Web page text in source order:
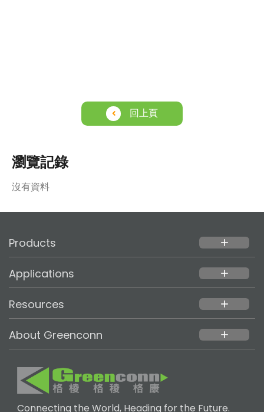
回上頁
瀏覽記錄
沒有資料
Products add
Applications add
Resources add
About Greenconn add
Connecting the World, Heading for the Future.